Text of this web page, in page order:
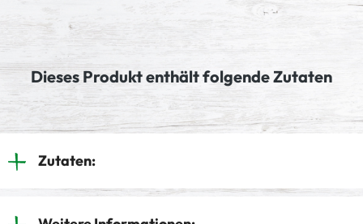
Dieses Produkt enthält folgende Zutaten
Zutaten: